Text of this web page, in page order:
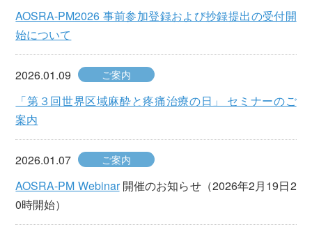
AOSRA-PM2026 事前参加登録および抄録提出の受付開
始について
2026.01.09 ご案内
「第３回世界区域麻酔と疼痛治療の日」 セミナーのご
案内
2026.01.07 ご案内
AOSRA-PM Webinar開催のお知らせ（2026年2月19日2
0時開始）